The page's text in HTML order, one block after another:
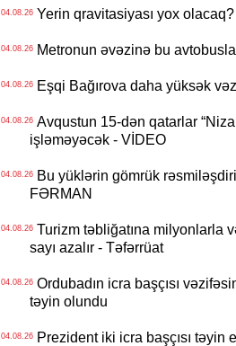
04.08.26Yerin qravitasiyası yox
04.08.26Metronun əvəzinə bu
04.08.26Eşqi Bağırova daha yüksək
04.08.26Avqustun 15-dən qatarlar
işləməyəcək - VİDEO
04.08.26Bu yüklərin gömrük
FƏRMAN
04.08.26Turizm təbliğatına milyonlarla
sayı azalır - Təfərrüat
04.08.26Ordubadın icra başçısı
təyin olundu
04.08.26Prezident iki icra başçısı təyin